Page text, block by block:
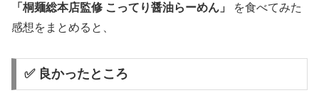
「桐麺総本店監修 こってり醤油らーめん」
を食べてみた
感想をまとめると、
✅ 良かったところ